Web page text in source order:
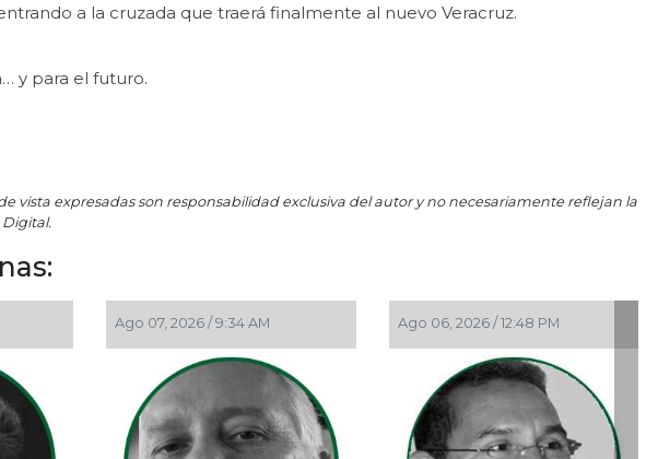
a la cruzada que traerá finalmente al nuevo Veracruz.
y para el futuro.
vista expresadas son responsabilidad exclusiva del autor y no necesariamente reflejan la
Ago 07, 2026 / 9:34 AM Ago 06, 2026 / 12:48 PM